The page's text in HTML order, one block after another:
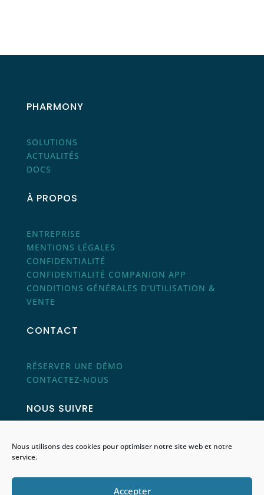
Nous utilisons des cookies pour optimiser notre site web et notre
service.
Accepter
PHARMONY
SOLUTIONS
ACTUALITÉS
DOCS
À PROPOS
ENTREPRISE
MENTIONS LÉGALES
CONFIDENTIALITÉ
CONFIDENTIALITÉ COMPANION APP
CONDITIONS GÉNÉRALES D’UTILISATION &
VENTE
CONTACT
RÉSERVER UNE DÉMO
CONTACTEZ-NOUS
NOUS SUIVRE